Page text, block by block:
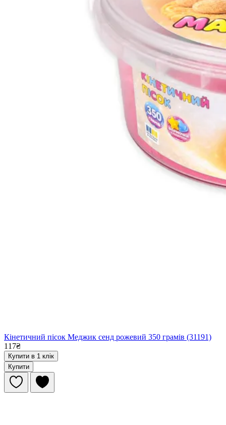
Кінетичний пісок Меджик сенд рожевий 350 грамів (31191)
117₴
Купити в 1 клік
Купити